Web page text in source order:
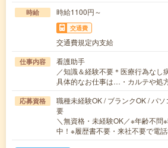
時給 時給1100円～
交通費
交通費規定内支給
仕事内容
看護助手
／知識＆経験不要＊医療行為な
具体的なお仕事は…・カルテや処
応募資格
職種未経験OK / ブランクOK / パ
要
＼無資格・未経験OK／※年齢不問
中！※履歴書不要・来社不要で電